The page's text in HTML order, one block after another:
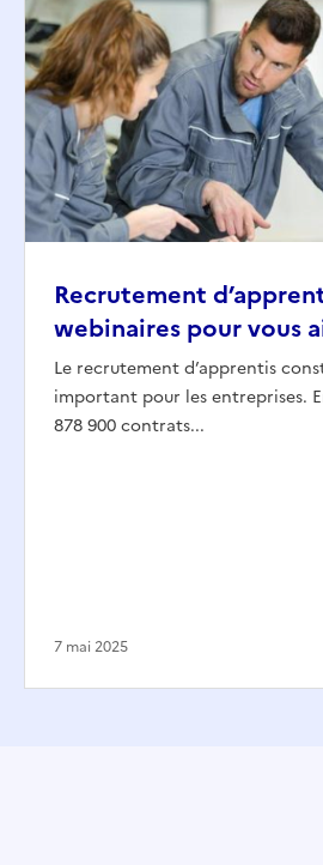
Recrutement
webinaires pour vous
Le recrutement d’apprentis
important pour les entreprises.
878 900 contrats...
7 mai 2025